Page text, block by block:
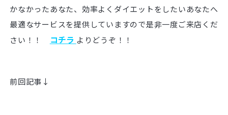
かなかったあなた、効率よくダイエットをしたいあなたへ
最適なサービスを提供していますので是非一度ご来店くだ
さい！！
コチラ よりどうぞ！！
前回記事↓